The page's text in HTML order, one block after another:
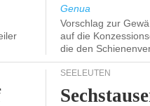
Genua
Vorschlag zur
auf die
die den
SEELEUTEN